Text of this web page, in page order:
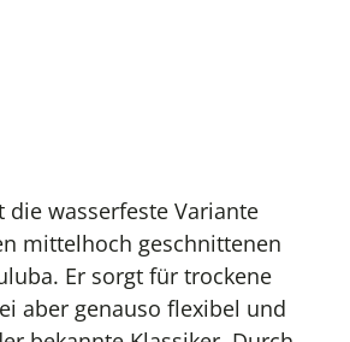
die wasserfeste Variante
mittelhoch geschnittenen
Er sorgt für trockene
aber genauso flexibel und